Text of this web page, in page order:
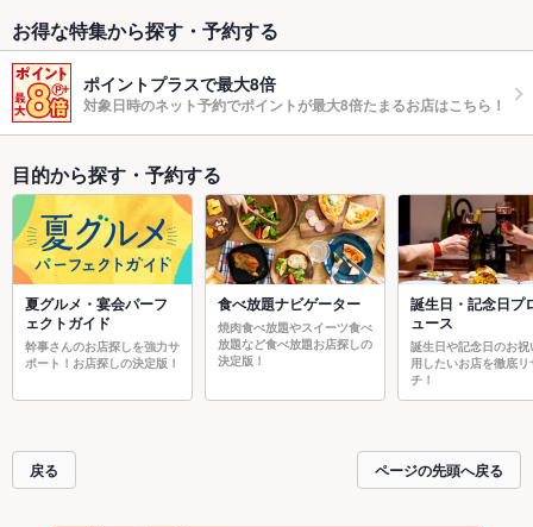
お得な特集から探す・予約する
ポイントプラスで最大8倍
対象日時のネット予約でポイントが最大8倍たまるお店はこちら！
目的から探す・予約する
夏グルメ・宴会パーフ
ェクトガイド
幹事さんのお店探しを強力サ
ポート！お店探しの決定版！
食べ放題ナビゲーター
焼肉食べ放題やスイーツ食べ
放題など食べ放題お店探しの
決定版！
誕生日・記念日プ
ュース
誕生日や記念日のお祝
用したいお店を徹底リ
チ！
戻る ページの先頭へ戻る